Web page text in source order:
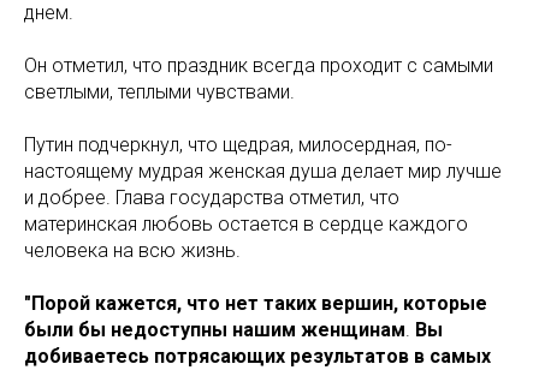
днем.
Он отметил, что праздник всегда проходит с самыми
светлыми, теплыми чувствами.
Путин подчеркнул, что щедрая, милосердная, по-
настоящему мудрая женская душа делает мир лучше
и добрее. Глава государства отметил, что
материнская любовь остается в сердце каждого
человека на всю жизнь.
"Порой кажется, что нет таких вершин, которые
были бы недоступны нашим женщинам. Вы
добиваетесь потрясающих результатов в самых